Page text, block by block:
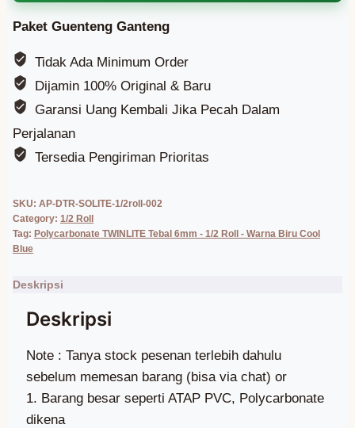
Paket Guenteng Ganteng
Tidak Ada Minimum Order
Dijamin 100% Original & Baru
Garansi Uang Kembali Jika Pecah Dalam
Perjalanan
Tersedia Pengiriman Prioritas
SKU: AP-DTR-SOLITE-1/2roll-002
Category: 1/2 Roll
Tag: Polycarbonate TWINLITE Tebal 6mm - 1/2 Roll - Warna Biru Cool
Blue
Note : Tanya stock pesenan terlebih dahulu
sebelum memesan barang (bisa via chat) or
1. Barang besar seperti ATAP PVC, Polycarbonate
dikena